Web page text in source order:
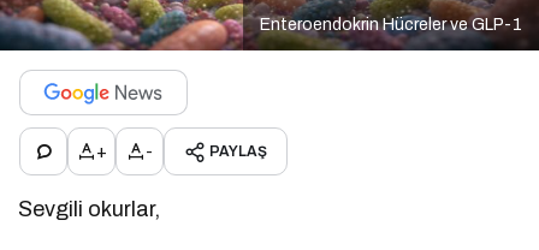
Enteroendokrin Hücreler ve GLP-1
+ - PAYLAŞ
Sevgili okurlar,